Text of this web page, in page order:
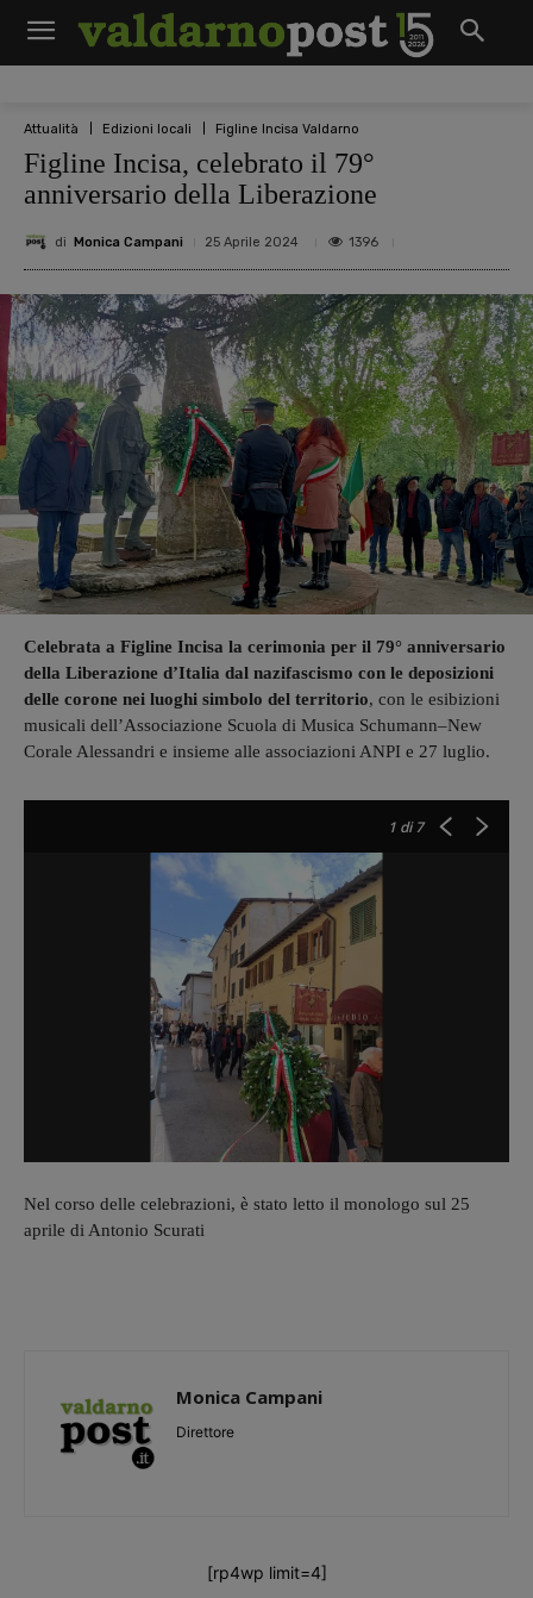
Attualità Edizioni locali Figline Incisa Valdarno
Figline Incisa, celebrato il 79°
anniversario della Liberazione
di Monica Campani 25 Aprile 2024 1396
Celebrata a Figline Incisa la cerimonia per il 79° anniversario
della Liberazione d’Italia dal nazifascismo con le deposizioni
delle corone nei luoghi simbolo del territorio, con le esibizioni
musicali dell’Associazione Scuola di Musica Schumann–New
Corale Alessandri e insieme alle associazioni ANPI e 27 luglio.
1 di 7
Nel corso delle celebrazioni, è stato letto il monologo sul 25
aprile di Antonio Scurati
Monica Campani
Direttore
[rp4wp limit=4]